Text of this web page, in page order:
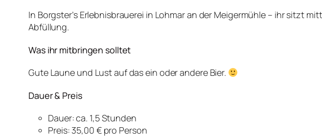
In Borgster’s Erlebnisbrauerei in Lohmar an der Meigermühle – ihr sitzt
Abfüllung.
Was ihr mitbringen solltet
Gute Laune und Lust auf das ein oder andere Bier.
Dauer & Preis
Dauer: ca. 1,5 Stunden
Preis: 35,00 € pro Person